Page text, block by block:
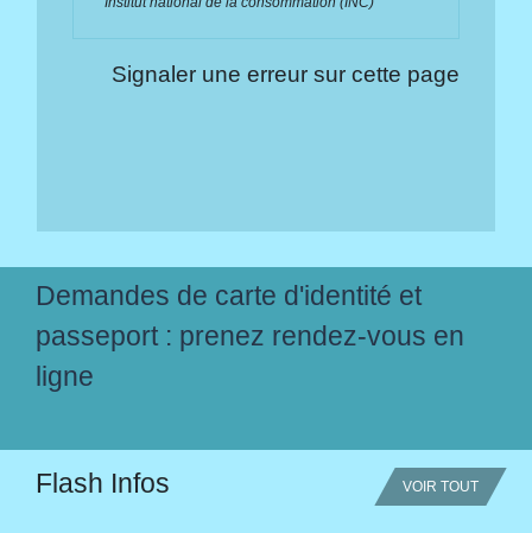
Signaler une erreur sur cette page
Demandes de carte d'identité et
passeport : prenez rendez-vous en
ligne
Flash Infos VOIR TOUT